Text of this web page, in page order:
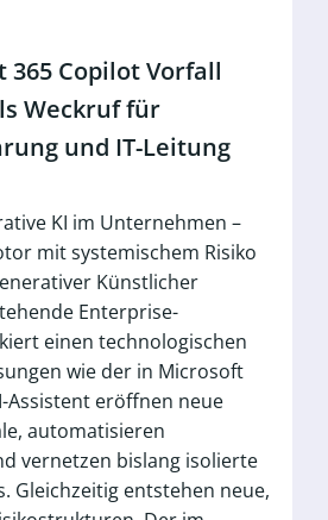
365 Copilot Vorfall
Weckruf für
und IT-Leitung
KI im Unternehmen –
mit systemischem Risiko
Künstlicher
Enterprise-
einen technologischen
wie der in Microsoft
Assistent eröffnen neue
automatisieren
vernetzen bislang isolierte
Gleichzeitig entstehen neue,